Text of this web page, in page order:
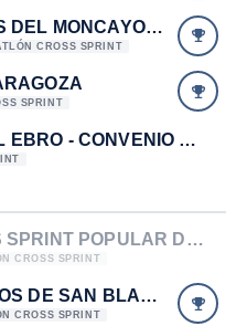
II TRIATLÓN CROS DEL MONCAYO. CAMPEONATO DE ARAGÓN DE TRIATLÓN CROS 2015.
CROSS SPRINT
SPRINT
V DESCENSO DEL EBRO - CONVENIO FAN - FATRI
I TRIATLÓN CROS SPRINT POPULAR DE SAN BLAS. CAMPEONATO DE ARAGÓN DE TRIATLÓN CROS CADETE 2015
CROSS SPRINT
VIII TRIATLÓN CROS DE SAN BLAS. DESAFIO H2O.
CROSS SPRINT